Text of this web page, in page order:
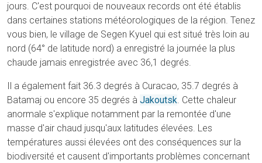
jours. C'est pourquoi de nouveaux records ont été établis
dans certaines stations météorologiques de la région. Tenez
vous bien, le village de Segen Kyuel qui est situé très loin au
nord (64° de latitude nord) a enregistré la journée la plus
chaude jamais enregistrée avec 36,1 degrés.
Il a également fait 36.3 degrés à Curacao, 35.7 degrés à
Batamaj ou encore 35 degrés à Jakoutsk. Cette chaleur
anormale s'explique notamment par la remontée d'une
masse d'air chaud jusqu'aux latitudes élevées. Les
températures aussi élevées ont des conséquences sur la
biodiversité et causent d'importants problèmes concernant